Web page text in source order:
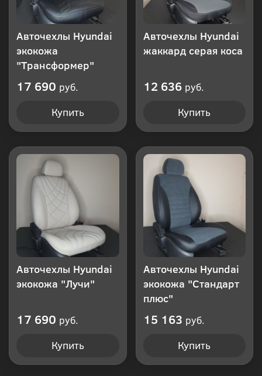
Авточехлы Hyundai
экокожа
"Трансформер"
17 690 руб.
Купить
Авточехлы Hyundai
жаккард серая коса
12 636 руб.
Купить
Авточехлы Hyundai
экокожа "Лучи"
17 690 руб.
Купить
Авточехлы Hyundai
экокожа "Стандарт
плюс"
15 163 руб.
Купить